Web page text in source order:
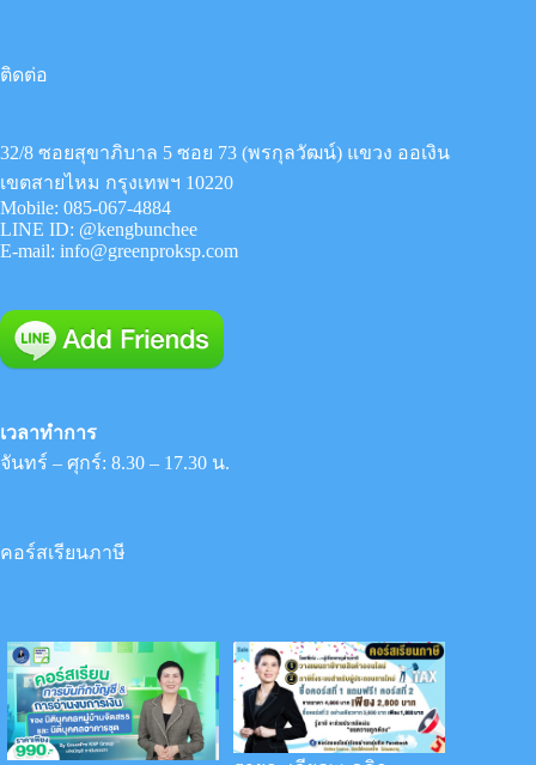
ติดต่อ
32/8 ซอยสุขาภิบาล 5 ซอย 73 (พรกุลวัฒน์) แขวง ออเงิน
เขตสายไหม กรุงเทพฯ 10220
Mobile: 085-067-4884
LINE ID: @kengbunchee
E-mail: info@greenproksp.com
เวลาทำการ
จันทร์ – ศุกร์: 8.30 – 17.30 น.
คอร์สเรียนภาษี